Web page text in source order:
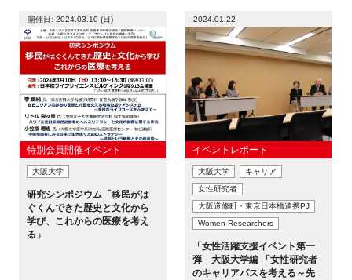
開催日: 2024.03.10 (日)
特別会員開催イベント
大阪大学
研究シンポジウム「移民がは
ぐくんできた歴史と文化から
学び、これからの医療を考え
る」
2024.01.22
イベントレポート
大阪大学
キャリア
女性研究者
大阪道修町・東京日本橋連携PJ
Women Researchers
「女性活躍支援イベント第一
弾 大阪大学編 「女性研究者
のキャリアパスを考える～先